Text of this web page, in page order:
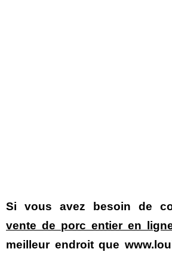
Si vous avez besoin de
vente de porc entier en
meilleur endroit que